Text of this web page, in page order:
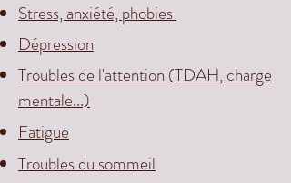
Stress, anxiété, phobies
Dépression
Troubles de l'attention (TDAH, charge
mentale...)
Fatigue
Troubles du sommeil